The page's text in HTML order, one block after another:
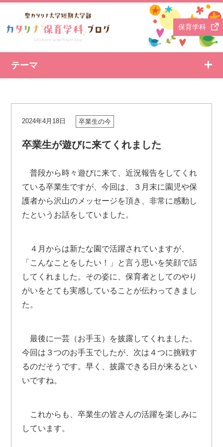
保育学科
テーマ
2024年4月18日 卒業生の今
卒業生が遊びに来てくれました
普段から時々遊びに来て、近況報告をしてくれ
ている卒業生ですが、今回は、３月末に園児や保
護者から沢山のメッセージを頂き、非常に感動し
たというお話をしていました。
４月からは新たな園で活躍されていますが、
「こんなことをしたい！」と言う思いを笑顔で話
してくれました。その姿に、保育者としてのやり
がいをとても実感していることが伝わってきまし
た。
最後に一芸（お手玉）を披露してくれました。
今回は３つのお手玉でしたが、次は４つに挑戦す
るのだそうです。早く、披露できる日が来るとい
いですね。
これからも、卒業生の皆さんの活躍を楽しみに
しています。